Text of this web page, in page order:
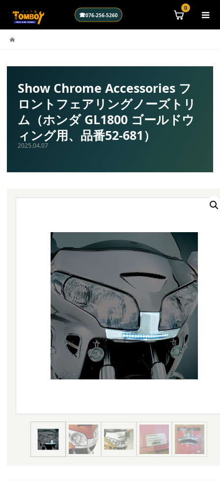
0
☎076-256-5260
Show Chrome Accessories フ
ロントフェアリングノーズトリ
ム（ホンダ GL1800 ゴールドウ
ィング用、品番52-681）
2025.04.07